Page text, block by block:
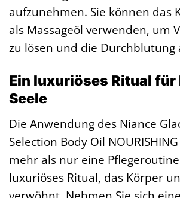
aufzunehmen. Sie können das
als Massageöl verwenden, um
zu lösen und die Durchblutung
Ein luxuriöses Ritual für
Seele
Die Anwendung des Niance
Selection Body Oil
mehr als nur eine
luxuriöses Ritual, das Körper